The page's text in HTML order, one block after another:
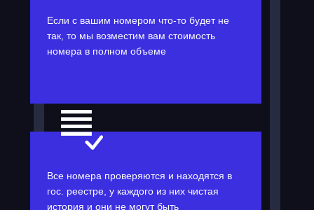
Если с вашим номером что-то будет не
так, то мы возместим вам стоимость
номера в полном объеме
Все номера проверяются и находятся в
гос. реестре, у каждого из них чистая
история и они не могут быть